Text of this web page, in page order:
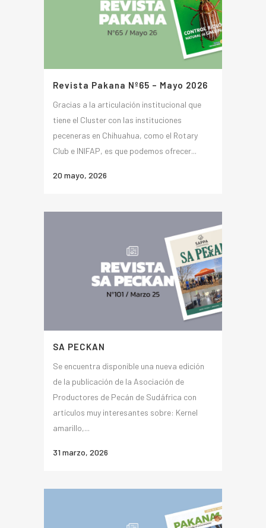
Revista Pakana Nº65 – Mayo 2026
Gracias a la articulación institucional que
tiene el Cluster con las instituciones
peceneras en Chihuahua, como el Rotary
Club e INIFAP, es que podemos ofrecer...
20 mayo, 2026
SA PECKAN
Se encuentra disponible una nueva edición
de la publicación de la Asociación de
Productores de Pecán de Sudáfrica con
artículos muy interesantes sobre: Kernel
amarillo,...
31 marzo, 2026